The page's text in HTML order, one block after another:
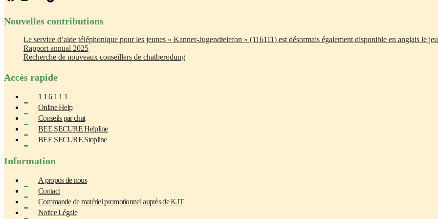
Nouvelles contributions
Le service d’aide téléphonique pour les jeunes « Kanner-Jugendtelefon » (116111) est désormais également disponible en anglais le
Rapport annual 2025
Recherche de nouveaux conseillers de chatberodung
Accès rapide
1 1 6 1 1 1
Online Help
Conseils par chat
BEE SECURE Helpline
BEE SECURE Stopline
Information
A propos de nous
Contact
Commande de matériel promotionnel auprès de KJT
Notice Légale